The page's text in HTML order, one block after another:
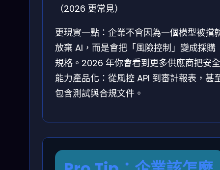
（2026 更常見）
更現實一點：企業不會因為一個模型被擋
放棄 AI，而是會把「風險控制」變成採購
規格。2026 年你會看到更多供應商把安全
能力產品化：從風控 API 到審計報表，甚
包含測試與合規文件。